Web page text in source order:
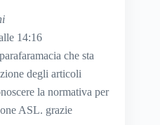
14:16
che sta
degli articoli
la normativa per
ASL. grazie